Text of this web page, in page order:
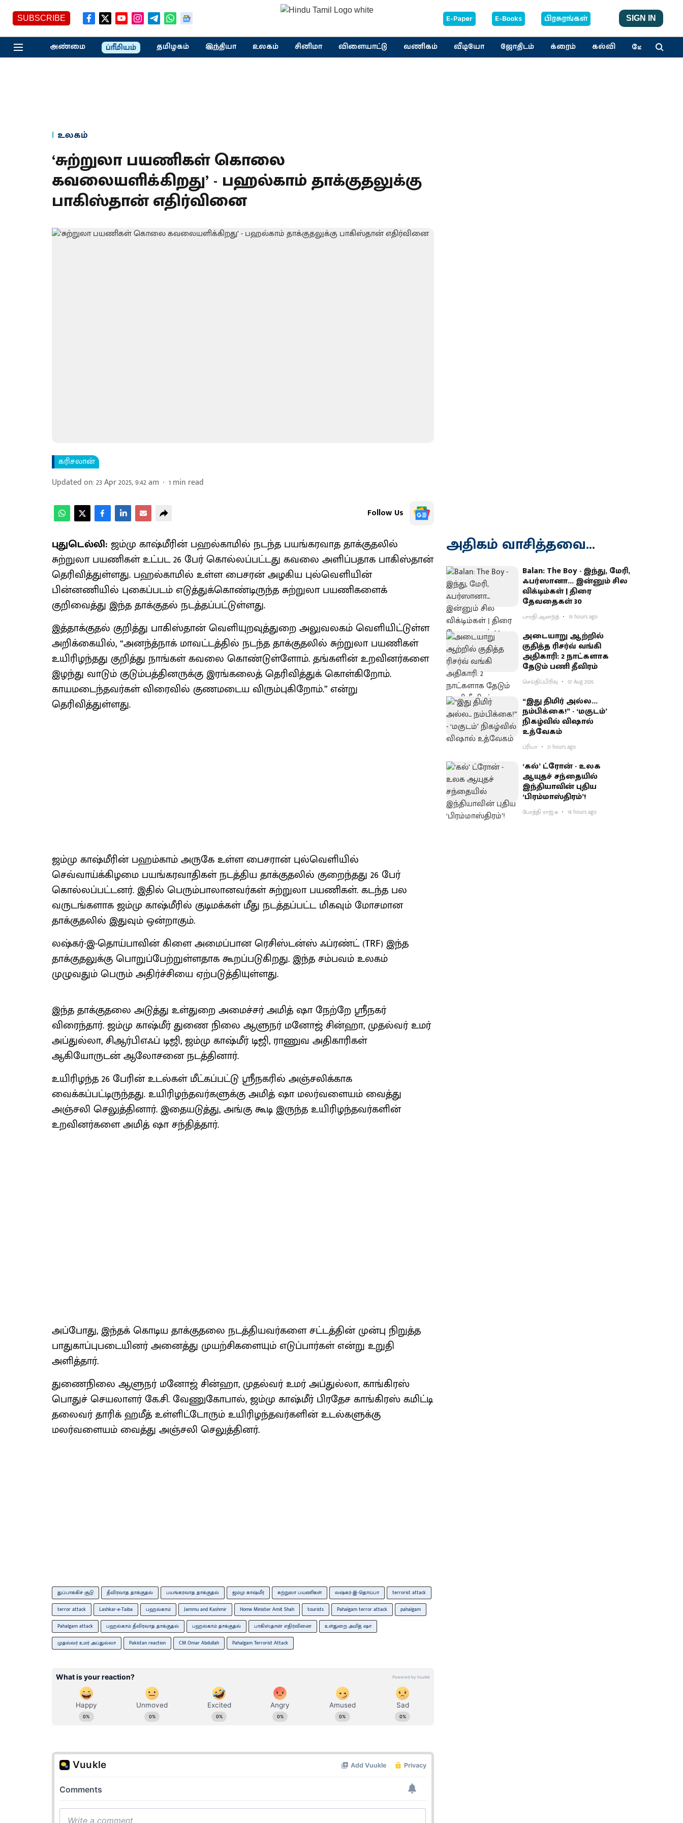
SUBSCRIBE E-Paper E-Books பிரசுரங்கள் SIGN IN
அண்மை ப்ரீமியம் தமிழகம் இந்தியா உலகம் சினிமா விளையாட்டு வணிகம் வீடியோ ஜோதிடம் க்ரைம் கல்வி மேலும்
உலகம்
‘சுற்றுலா பயணிகள் கொலை
கவலையளிக்கிறது’ - பஹல்காம் தாக்குதலுக்கு
பாகிஸ்தான் எதிர்வினை
கரிசலான்
Updated on:23 Apr 2025, 9:42 am 1min read
Follow Us
புதுடெல்லி: ஜம்மு காஷ்மீரின் பஹல்காமில் நடந்த பயங்கரவாத தாக்குதலில்
சுற்றுலா பயணிகள் உட்பட 26 பேர் கொல்லப்பட்டது கவலை அளிப்பதாக பாகிஸ்தான்
தெரிவித்துள்ளது. பஹல்காமில் உள்ள பைசரன் அழகிய புல்வெளியின்
பின்னணியில் புகைப்படம் எடுத்துக்கொண்டிருந்த சுற்றுலா பயணிகளைக்
குறிவைத்து இந்த தாக்குதல் நடத்தப்பட்டுள்ளது.
இத்தாக்குதல் குறித்து பாகிஸ்தான் வெளியுறவுத்துறை அலுவலகம் வெளியிட்டுள்ள
அறிக்கையில், “அனந்த்நாக் மாவட்டத்தில் நடந்த தாக்குதலில் சுற்றுலா பயணிகள்
உயிரிழந்தது குறித்து நாங்கள் கவலை கொண்டுள்ளோம். தங்களின் உறவினர்களை
இழந்து வாடும் குடும்பத்தினருக்கு இரங்கலைத் தெரிவித்துக் கொள்கிறோம்.
காயமடைந்தவர்கள் விரைவில் குணமடைய விரும்புகிறோம்.” என்று
தெரிவித்துள்ளது.
ஜம்மு காஷ்மீரின் பஹம்காம் அருகே உள்ள பைசரான் புல்வெளியில்
செவ்வாய்க்கிழமை பயங்கரவாதிகள் நடத்திய தாக்குதலில் குறைந்தது 26 பேர்
கொல்லப்பட்டனர். இதில் பெரும்பாலானவர்கள் சுற்றுலா பயணிகள். கடந்த பல
வருடங்களாக ஜம்மு காஷ்மீரில் குடிமக்கள் மீது நடத்தப்பட்ட மிகவும் மோசமான
தாக்குதலில் இதுவும் ஒன்றாகும்.
லஷ்கர்-இ-தொய்பாவின் கிளை அமைப்பான ரெசிஸ்டன்ஸ் ஃப்ரண்ட் (TRF) இந்த
தாக்குதலுக்கு பொறுப்பேற்றுள்ளதாக கூறப்படுகிறது. இந்த சம்பவம் உலகம்
முழுவதும் பெரும் அதிர்ச்சியை ஏற்படுத்தியுள்ளது.
இந்த தாக்குதலை அடுத்து உள்துறை அமைச்சர் அமித் ஷா நேற்றே ஸ்ரீநகர்
விரைந்தார். ஜம்மு காஷ்மீர் துணை நிலை ஆளுநர் மனோஜ் சின்ஹா, முதல்வர் உமர்
அப்துல்லா, சிஆர்பிஎஃப் டிஜி, ஜம்மு காஷ்மீர் டிஜி, ராணுவ அதிகாரிகள்
ஆகியோருடன் ஆலோசனை நடத்தினார்.
உயிரிழந்த 26 பேரின் உடல்கள் மீட்கப்பட்டு ஸ்ரீநகரில் அஞ்சலிக்காக
வைக்கப்பட்டிருந்தது. உயிரிழந்தவர்களுக்கு அமித் ஷா மலர்வளையம் வைத்து
அஞ்சலி செலுத்தினார். இதையடுத்து, அங்கு கூடி இருந்த உயிரிழந்தவர்களின்
உறவினர்களை அமித் ஷா சந்தித்தார்.
அப்போது, இந்தக் கொடிய தாக்குதலை நடத்தியவர்களை சட்டத்தின் முன்பு நிறுத்த
பாதுகாப்புபடையினர் அனைத்து முயற்சிகளையும் எடுப்பார்கள் என்று உறுதி
அளித்தார்.
துணைநிலை ஆளுநர் மனோஜ் சின்ஹா, முதல்வர் உமர் அப்துல்லா, காங்கிரஸ்
பொதுச் செயலாளர் கே.சி. வேணுகோபால், ஜம்மு காஷ்மீர் பிரதேச காங்கிரஸ் கமிட்டி
தலைவர் தாரிக் ஹமீத் உள்ளிட்டோரும் உயிரிழந்தவர்களின் உடல்களுக்கு
மலர்வளையம் வைத்து அஞ்சலி செலுத்தினர்.
துப்பாக்கிச் சூடு தீவிரவாத தாக்குதல் பயங்கரவாத தாக்குதல் ஜம்மு காஷ்மீர் சுற்றுலா பயணிகள் லஷ்கர்-இ-தொய்பா terrorist attack
terror attack Lashkar-e-Taiba பஹல்காம் Jammu and Kashmir Home Minister Amit Shah tourists Pahalgam terror attack pahalgam
Pahalgam attack பஹல்காம் தீவிரவாத தாக்குதல் பஹல்காம் தாக்குதல் பாகிஸ்தான் எதிர்வினை உள்துறை அமித் ஷா
முதல்வர் உமர் அப்துல்லா Pakistan reaction CM Omar Abdullah Pahalgam Terrorist Attack
அதிகம் வாசித்தவை...
Balan: The Boy - இந்து, மேரி,
ஃபர்ஸானா... இன்னும் சில
விக்டிம்கள் | திரை
தேவதைகள் 30
பாரதி ஆனந்த் 19 hours ago
அடையாறு ஆற்றில்
குதித்த ரிசர்வ் வங்கி
அதிகாரி: 2 நாட்களாக
தேடும் பணி தீவிரம்
செய்திப்பிரிவு 07 Aug 2026
“இது திமிர் அல்ல...
நம்பிக்கை!” - ‘மகுடம்’
நிகழ்வில் விஷால்
உத்வேகம்
ப்ரியா 21 hours ago
‘கல்’ ட்ரோன் - உலக
ஆயுதச் சந்தையில்
இந்தியாவின் புதிய
‘பிரம்மாஸ்திரம்’!
போத்தி ராஜ்.க 18 hours ago